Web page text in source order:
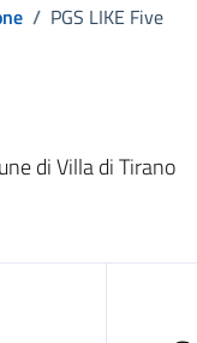
/ PGS LIKE Five
di Villa di Tirano